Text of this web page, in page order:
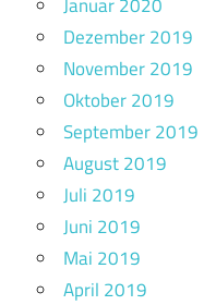
Dezember 2019
November 2019
Oktober 2019
September 2019
August 2019
Juli 2019
Juni 2019
Mai 2019
April 2019